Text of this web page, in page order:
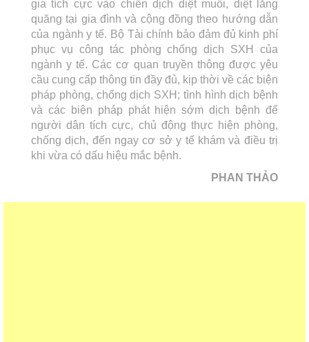
gia tích cực vào chiến dịch diệt muỗi, diệt lăng
quăng tại gia đình và cộng đồng theo hướng dẫn
của ngành y tế. Bộ Tài chính bảo đảm đủ kinh phí
phục vụ công tác phòng chống dịch SXH của
ngành y tế. Các cơ quan truyền thông được yêu
cầu cung cấp thông tin đầy đủ, kịp thời về các biện
pháp phòng, chống dịch SXH; tình hình dịch bệnh
và các biện pháp phát hiện sớm dịch bệnh để
người dân tích cực, chủ động thực hiện phòng,
chống dịch, đến ngay cơ sở y tế khám và điều trị
khi vừa có dấu hiệu mắc bệnh.
PHAN THẢO